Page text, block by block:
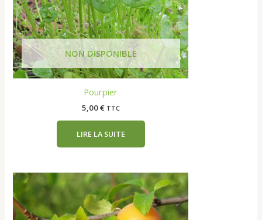
Pourpier
5,00€ TTC
LIRE LA SUITE